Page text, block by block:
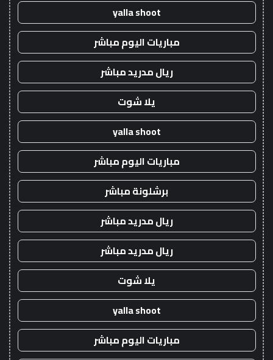
yalla shoot
مباريات اليوم مباشر
ريال مدريد مباشر
يلا شوت
yalla shoot
مباريات اليوم مباشر
برشلونة مباشر
ريال مدريد مباشر
ريال مدريد مباشر
يلا شوت
yalla shoot
مباريات اليوم مباشر